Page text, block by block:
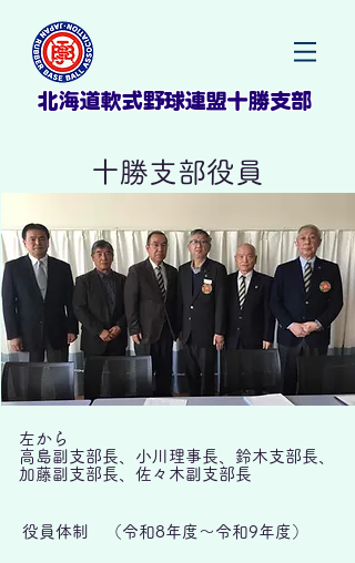
北海道軟式野球連盟十勝支部
十勝支部役員
左から
高島副支部長、小川理事長、鈴木支部長、
加藤副支部長、佐々木副支部長
役員体制 （令和8年度～令和9年度）